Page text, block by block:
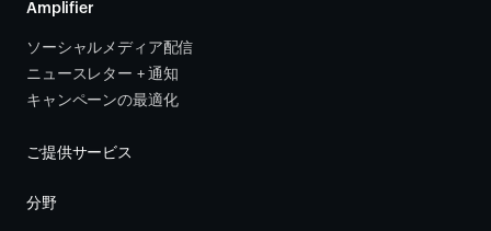
Amplifier
ソーシャルメディア配信
ニュースレター + 通知
キャンペーンの最適化
ご提供サービス
分野